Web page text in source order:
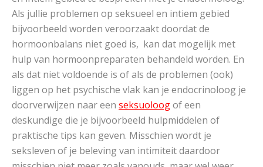
Als jullie problemen op seksueel en intiem gebied
bijvoorbeeld worden veroorzaakt doordat de
hormoonbalans niet goed is, kan dat mogelijk met
hulp van hormoonpreparaten behandeld worden. En
als dat niet voldoende is of als de problemen (ook)
liggen op het psychische vlak kan je endocrinoloog je
doorverwijzen naar een seksuoloogof een
deskundige die je bijvoorbeeld hulpmiddelen of
praktische tips kan geven. Misschien wordt je
seksleven of je beleving van intimiteit daardoor